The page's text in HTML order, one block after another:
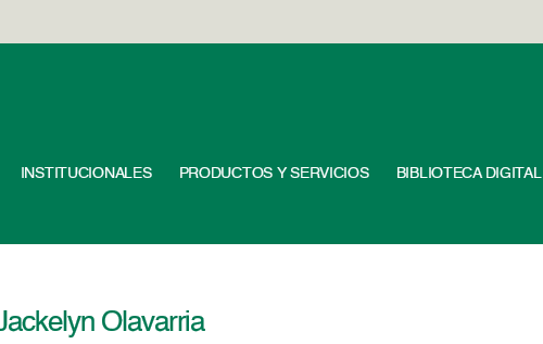
INSTITUCIONALES PRODUCTOS Y SERVICIOS BIBLIOTECA DIGITAL
Olavarria